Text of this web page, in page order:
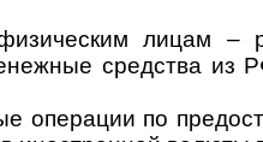
лицам –
сред­ства из
операции по